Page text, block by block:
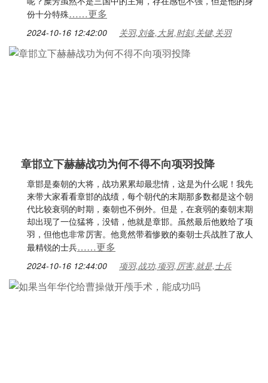
份十分特殊……更多
2024-10-16 12:42:00 关羽,刘备,大舅,时刻,关键,关羽
章邯立下赫赫战功为何不得不向项羽投降
章邯是秦朝的大将，战功累累却最悲情，这是为什么呢！我先
来带大家看看章邯的战绩，每个朝代的末期那多数都是这个朝
代比较衰弱的时期，秦朝也不例外。但是，在衰弱的秦朝末期
却出现了一位猛将，没错，他就是章邯。虽然最后他败给了项
羽，但他也非常厉害。他竟然带着惨败的秦朝士兵战胜了敌人
最精锐的士兵……更多
2024-10-16 12:44:00 项羽,战功,项羽,厉害,就是,士兵